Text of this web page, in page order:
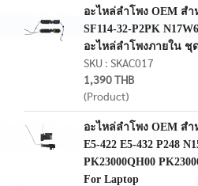
อะไหล่ลำโพง OEM สำ
SF114-32-P2PK
อะไหล่ลำโพงภายใน ชุ
SKU : SKAC017
1,390 THB
(Product)
อะไหล่ลำโพง OEM สำ
E5-422 E5-432 P248
PK23000QH00
For Laptop